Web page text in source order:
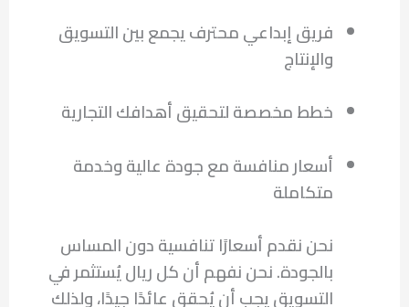
فريق إبداعي محترف يجمع بين التسويق
والإنتاج
خطط مخصصة لتحقيق أهدافك التجارية
أسعار منافسة مع جودة عالية وخدمة
متكاملة
نحن نقدم أسعارًا تنافسية دون المساس
بالجودة. نحن نفهم أن كل ريال يُستثمر في
التسويق يجب أن يُحقق عائدًا جيدًا، ولذلك